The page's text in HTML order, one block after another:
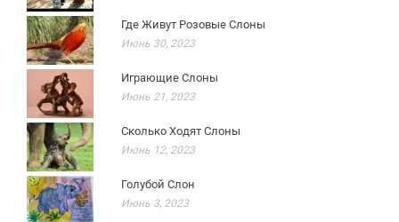
Где Живут Розовые Слоны
Июнь 30, 2023
Играющие Слоны
Июнь 21, 2023
Сколько Ходят Слоны
Июнь 12, 2023
Голубой Слон
Июнь 3, 2023